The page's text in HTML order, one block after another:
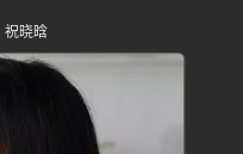
祝晓晗